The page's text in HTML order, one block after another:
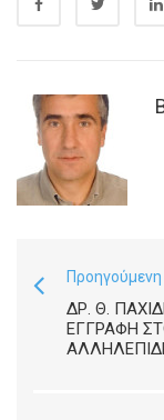
ΔΡ. Θ.
ΕΓΓΡΑΦΗ